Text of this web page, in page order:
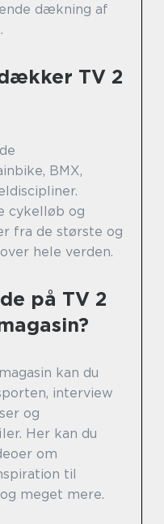
dækning af
TV 2
BMX,
cykelløb og
fra de største og
hele verden.
på TV 2
kan du
interview
og
Her kan du
om
til
meget mere.